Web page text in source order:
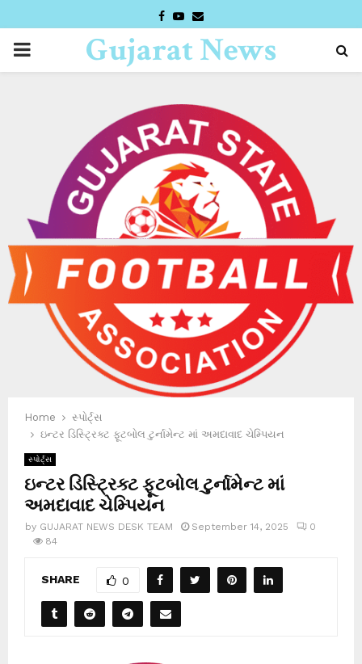
FACEBOOK
YOUTUBE
EMAIL
PRIMARYGujarat News
Home
સ્પોર્ટ્સ
ઇન્ટર ડિસ્ટ્રિક્ટ ફૂટબોલ ટુર્નામેન્ટ માં અમદાવાદ ચેમ્પિયન
સ્પોર્ટ્સ
ઇન્ટર ડિસ્ટ્રિક્ટ ફૂટબોલ ટુર્નામેન્ટ માં
અમદાવાદ ચેમ્પિયન
by GUJARAT NEWS DESK TEAM September 14, 2025
0
84
SHARE 0